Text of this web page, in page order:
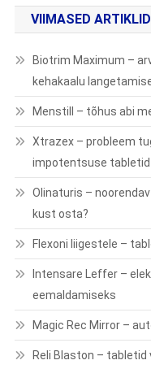
VIIMASED ARTIKLID
Biotrim Maximum –
kehakaalu
Menstill – tõhus abi
Xtrazex – probleem
impotentsuse tabletid
Olinaturis –
kust osta?
Flexoni liigestele –
Intensare Leffer –
eemaldamiseks
Magic Rec Mirror –
Reli Blaston –